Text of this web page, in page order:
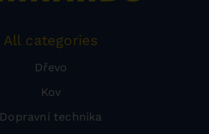
All categories
Dřevo
Kov
Dopravní technika